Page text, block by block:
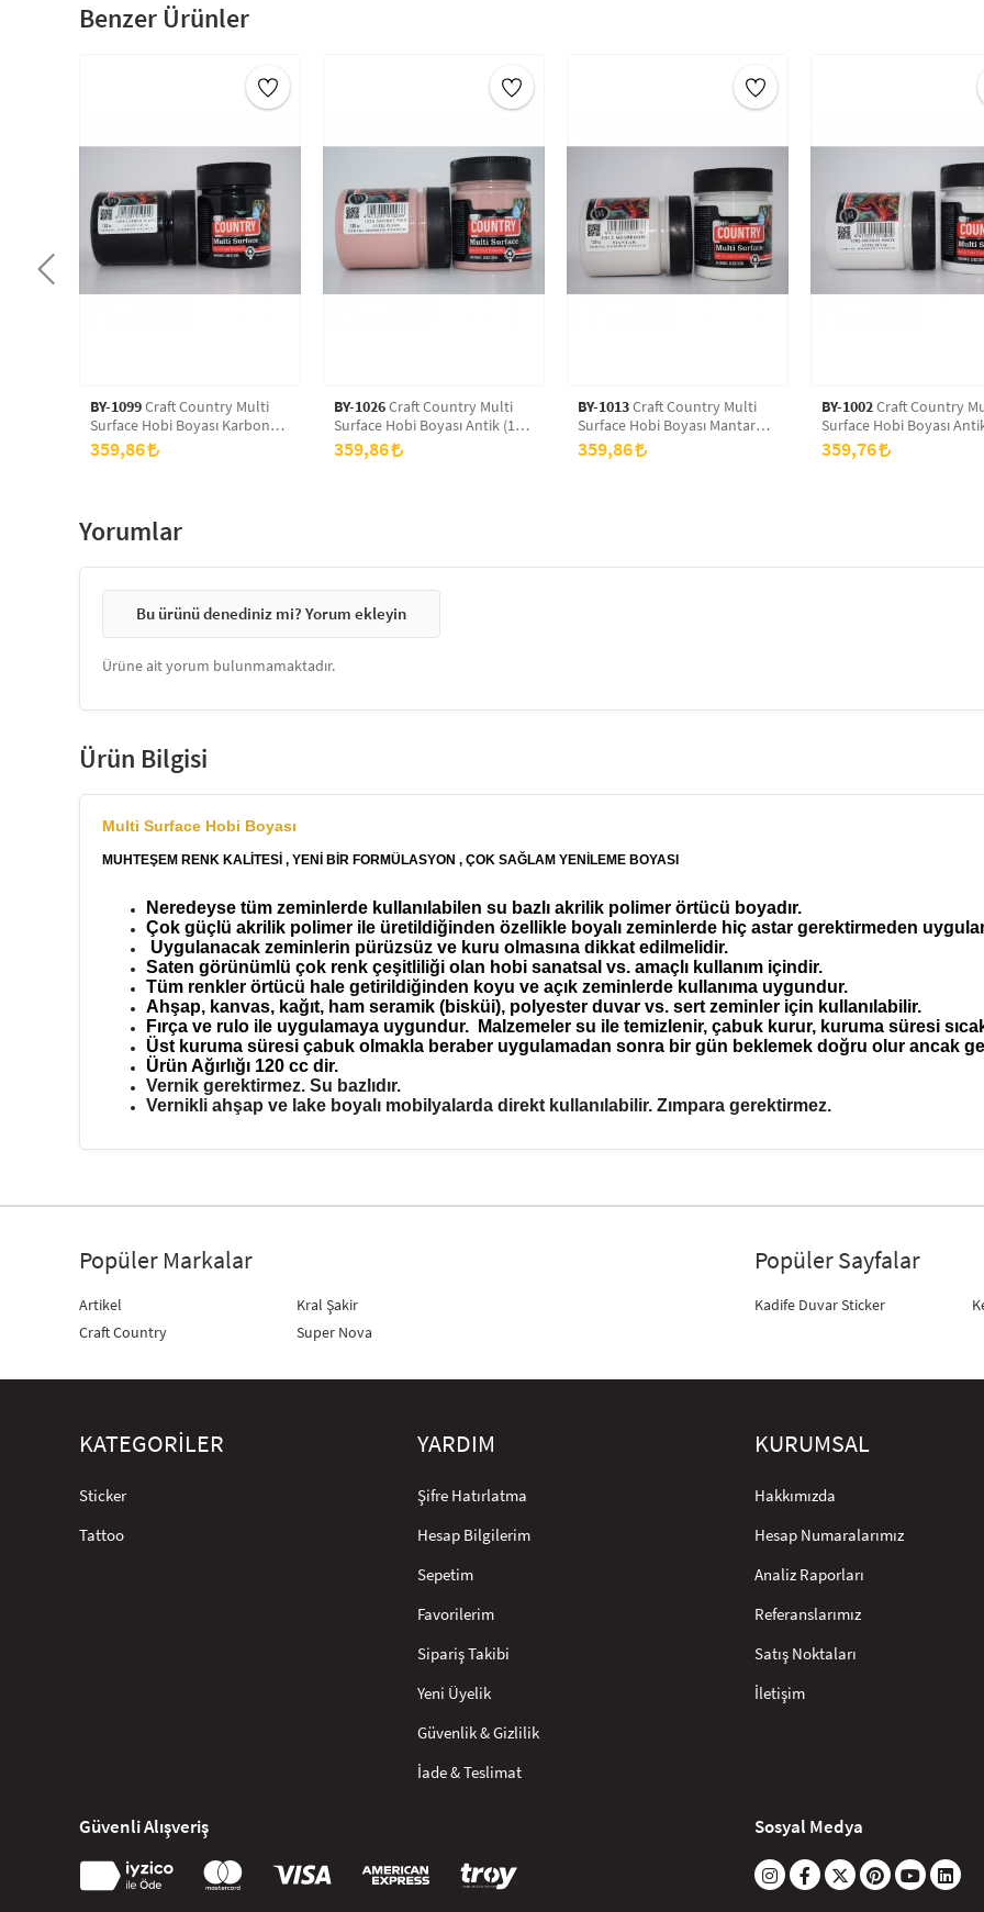
Zımpara gerektirmez.
Benzer Ürünler
BY-1099Craft Country Multi
Surface Hobi Boyası Karbon
(120 cc)
359,86
BY-1026Craft Country Multi
Surface Hobi Boyası Antik (120
cc)
359,86
BY-1013Craft Country Multi
Surface Hobi Boyası Mantar
(120 cc)
359,86
BY-1002Craft Country
Surface Hobi Boyası Antik
cc)
359,76
Yorumlar
Bu ürünü denediniz mi? Yorum ekleyin
Ürüne ait yorum bulunmamaktadır.
Ürün Bilgisi
Multi Surface Hobi Boyası
MUHTEŞEM RENK KALİTESİ , YENİ BİR FORMÜLASYON , ÇOK SAĞLAM YENİLEME BOYASI
Neredeyse tüm zeminlerde kullanılabilen su bazlı akrilik polimer örtücü boyadır.
Çok güçlü akrilik polimer ile üretildiğinden özellikle boyalı zeminlerde hiç astar gerektirmeden
Uygulanacak zeminlerin pürüzsüz ve kuru olmasına dikkat edilmelidir.
Saten görünümlü çok renk çeşitliliği olan hobi sanatsal vs. amaçlı kullanım içindir.
Tüm renkler örtücü hale getirildiğinden koyu ve açık zeminlerde kullanıma uygundur.
Ahşap, kanvas, kağıt, ham seramik (bisküi), polyester duvar vs. sert zeminler için kullanılabilir.
Fırça ve rulo ile uygulamaya uygundur.
Malzemeler su ile temizlenir, çabuk kurur, kuruma süresi
Üst kuruma süresi çabuk olmakla beraber uygulamadan sonra bir gün beklemek doğru ol ur ancak
Ürün Ağırlığı 120 cc dir.
Vernik gerektirmez. Su bazlıdır.
Vernikli ahşap ve lake boyalı mobilyalarda direkt kullanılabilir. Zımpara gerektirmez.
Popüler Markalar
Artikel
Craft Country
Kral Şakir
Super Nova
Popüler Sayfalar
Kadife Duvar Sticker
KATEGORİLER
Sticker
Tattoo
YARDIM
Şifre Hatırlatma
Hesap Bilgilerim
Sepetim
Favorilerim
Sipariş Takibi
Yeni Üyelik
Güvenlik & Gizlilik
İade & Teslimat
KURUMSAL
Hakkımızda
Hesap Numaralarımız
Analiz Raporları
Referanslarımız
Satış Noktaları
İletişim
Güvenli Alışveriş Sosyal Medya